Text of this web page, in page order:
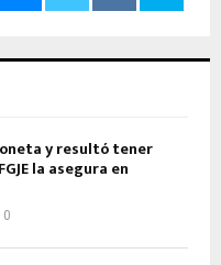
y resultó tener
la asegura en
0